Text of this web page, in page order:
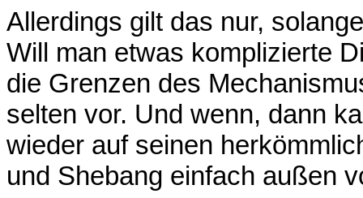
Allerdings gilt das nur,
Will man etwas komplizierte
die Grenzen des
selten vor. Und wenn, dann
wieder auf seinen
und Shebang einfach außen